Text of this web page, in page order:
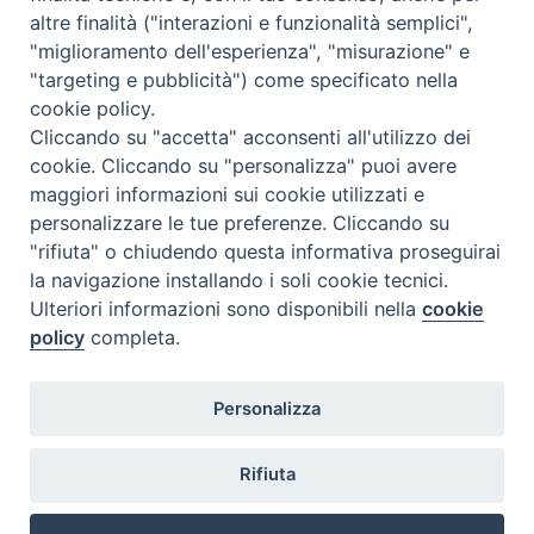
b
o
o
e
e
t
e
d
I
a
d
s
s
p
g
a
l
Solidarietà dalla diocesi di
Termoli-Larino alle
popolazioni della Croazia
colpite dal terremoto: raccolti
quasi 6mila euro con offerte
ricevute. Il vescovo De Luca
ringrazia tutti
Santa Croce di Magliano in
preghiera: atto di affidamento
Piazza Sant'Antonio, 6
Curia Vescovile
altre finalità ("interazioni e funzionalità semplici",
"miglioramento dell'esperienza", "misurazione" e
"targeting e pubblicità") come specificato nella
cookie policy.
Cliccando su "accetta" acconsenti all'utilizzo dei
cookie. Cliccando su "personalizza" puoi avere
maggiori informazioni sui cookie utilizzati e
personalizzare le tue preferenze. Cliccando su
"rifiuta" o chiudendo questa informativa proseguirai
la navigazione installando i soli cookie tecnici.
Ulteriori informazioni sono disponibili nellacookie
policy completa.
Personalizza
Rifiuta